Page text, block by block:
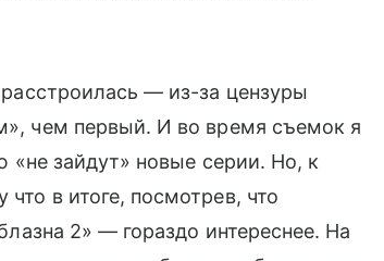
— из-за цензуры
чем первый. И во время съемок я
«не зайдут» новые серии. Но, к
в итоге, посмотрев, что
2» — гораздо интереснее. На